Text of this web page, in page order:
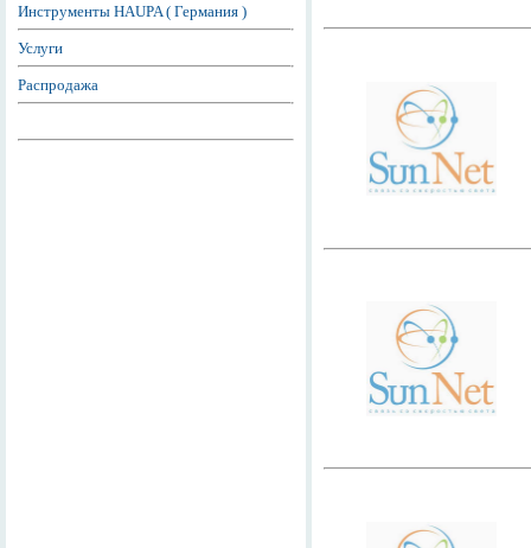
Инструменты HAUPA ( Германия )
Услуги
Распродажа